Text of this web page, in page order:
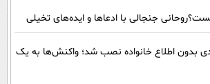
جنجالی با ادعاها و ایده‌های تخیلی
بدون اطلاع خانواده نصب شد؛ واکنش‌ها به یک